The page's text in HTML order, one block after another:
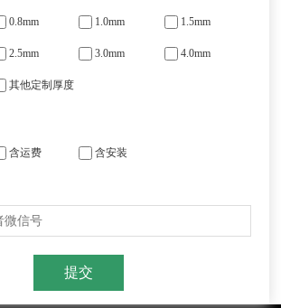
0.8mm 1.0mm 1.5mm
2.5mm 3.0mm 4.0mm
其他定制厚度
含运费 含安装